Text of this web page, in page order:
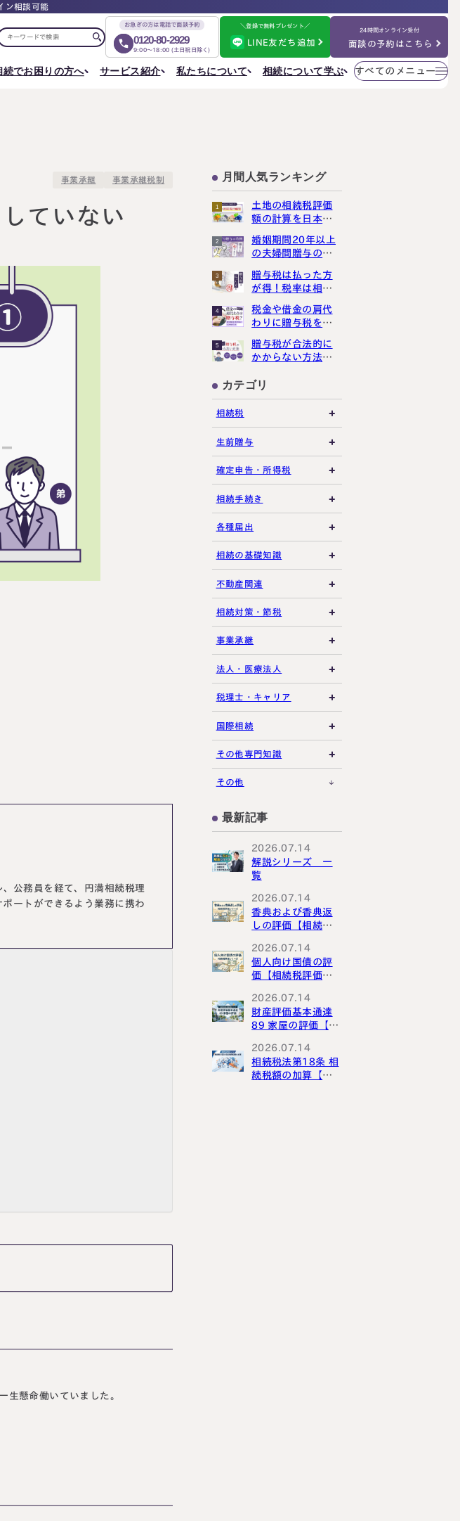
ン相談可能
お急ぎの方は電話で面談予約
0120-80-2929
9:00～18:00 (土日祝日除く)
＼登録で無料プレゼント／
LINE友だち追加
24時間オンライン受付
面談の予約はこちら
続でお困りの方へ サービス紹介
税試算について
私たちについて
大阪府大阪市北区角田町8番47号
阪急グランドビル20階
〒330-0854
埼玉県さいたま市大宮区桜木町一丁目195番地1
大宮ソラミチKOZ4階
Access
相続について学ぶ すべてのメニュー
メニューを
閉じる
大阪事務所
大宮事務所
その他のメニュー
採用サイト
お知らせ
社員日記
談予約
日除く)
登録で無料プレゼント
事業承継 事業承継税制
ていない
公務員を経て、円満相続税理
ートができるよう業務に携わ
生懸命働いていました。
月間人気ランキング
1
土地の相続税評価
額の計算を日本一
しました
2
婚姻期間20年以上
の夫婦間贈与の特
まっせ
3
贈与税は払った方
が得！税率は相続
です！
4
税金や借金の肩代
わりに贈与税をか
ポイント
5
贈与税が合法的に
かからない方法３
もばれる？】
カテゴリ
相続税
相続税の基礎知識
税務調査・申告実務
各種控除・特例
生前贈与
贈与税の基礎知識
贈与の特例制度
生前贈与
その他贈与関連
確定申告・所得税
譲渡所得
その他所得税
相続手続き
遺言書
遺留分
遺産分割
相続登記・名義変更
相続放棄・限定承認
相続手続き全般
各種届出
税金の納付
死亡届・届出関連
延納・物納
相続の基礎知識
法定相続人・法定相続
分
相続財産
特別縁故者
特別受益・寄与分
不動産関連
建物・マンション評価
土地の評価
借地権・貸家
その他不動産
相続対策・節税
養子縁組・家族信託
生命保険活用
小規模企業共済
不動産活用
その他の相続対策
事業承継
非上場株式評価
自己株式・株式取得
種類株式・名義株
役員関連
事業承継税制
M&A・株式承継
法人・医療法人
社団法人
合同会社・持分会社
医療法人
税理士・キャリア
税理士選び・相談
税理士試験
税理士キャリア
採用・福利厚生
国際相続
米国関連
海外不動産
国際相続の基礎
その他専門知識
事例紹介
プロ向け情報
その他
最新記事
2026.07.14
解説シリーズ 一
覧
2026.07.14
香典および香典返
しの評価【相続税
2026.07.14
個人向け国債の評
価【相続税評価シ
2026.07.14
財産評価基本通達
89 家屋の評価【財
説シリーズ】
2026.07.14
相続税法第18条 相
続税額の加算【相